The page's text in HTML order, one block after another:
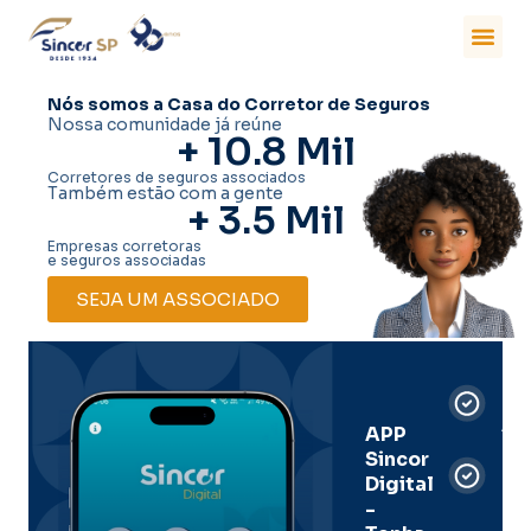
Nós somos a Casa do Corretor de Seguros
Nossa comunidade já reúne
+ 10.8 Mil
Corretores de seguros associados
Também estão com a gente
+ 3.5 Mil
Empresas corretoras
e seguros associadas
SEJA UM ASSOCIADO
APP
Sincor
Digital
-